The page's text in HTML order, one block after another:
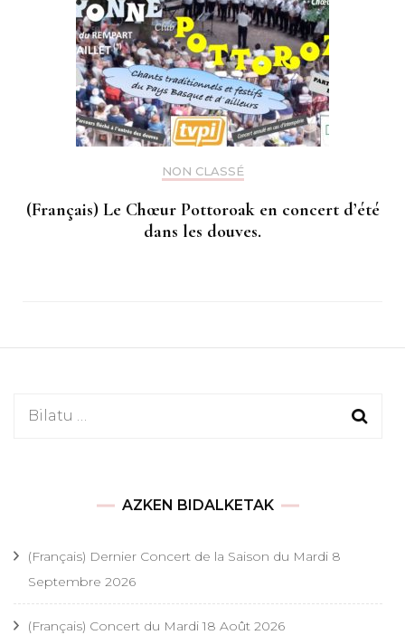
NON CLASSÉ
(Français) Le Chœur Pottoroak en concert d’été
dans les douves.
Bilatu:
AZKEN BIDALKETAK
(Français) Dernier Concert de la Saison du Mardi 8
Septembre 2026
(Français) Concert du Mardi 18 Août 2026